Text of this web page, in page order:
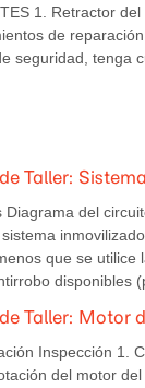
1. Retractor
de
seguridad, tenga
Taller:
del
que se utilice
disponibles
Taller: Motor
Inspección 1.
del motor